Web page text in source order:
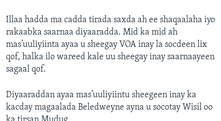
Illaa hadda ma cadda tirada saxda ah ee shaqaalaha iyo
rakaabka saarnaa diyaaradda. Mid ka mid ah
mas’uuliyiinta ayaa u sheegay VOA inay la socdeen lix
qof, halka ilo wareed kale uu sheegay inay saarnaayeen
sagaal qof.
Diyaaraddan ayaa mas’uuliyiintu sheegeen inay ka
kacday magaalada Beledweyne ayna u socotay Wisil oo